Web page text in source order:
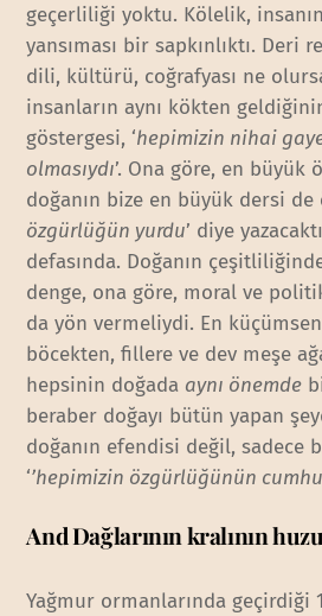
geçerliliği yoktu. Kölelik,
yansıması bir sapkınlıktı. Deri
dili, kültürü, coğrafyası ne
insanların aynı kökten
göstergesi, ‘hepimizin nihai
olmasıydı’. Ona göre, en büyük
doğanın bize en büyük dersi de
özgürlüğün yurdu’ diye
defasında. Doğanın
denge, ona göre, moral ve
da yön vermeliydi. En
böcekten, fillere ve dev meşe
hepsinin doğada aynı önemde
beraber doğayı bütün yapan
doğanın efendisi değil, sadece
‘’hepimizin özgürlüğünün
And Dağlarının kralının
Yağmur ormanlarında geçirdiği